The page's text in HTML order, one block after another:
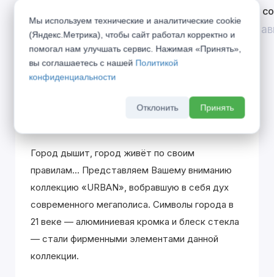
скидка 10% на межкомнатные двери при
покупке входной двери
До 31 августа 2026 г
Divilux
До 31
Город дышит, город живёт по своим
правилам... Представляем Вашему вниманию
коллекцию «URBAN», вобравшую в себя дух
современного мегаполиса. Символы города в
21 веке — алюминиевая кромка и блеск стекла
— стали фирменными элементами данной
коллекции.
Мы используем технические и аналитические cookie
(Яндекс.Метрика), чтобы сайт работал корректно и
помогал нам улучшать сервис. Нажимая «Принять»,
вы соглашаетесь с нашей Политикой
конфиденциальности
Отклонить Принять